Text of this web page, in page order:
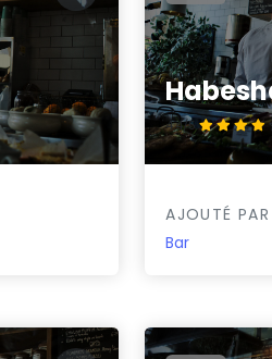
4.4/5
AJOUTÉ PAR
Bar